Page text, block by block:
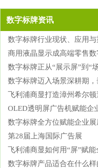
数字标牌资讯
数字标牌行业现状、应用
商用液晶显示成高端零售数
数字标牌正从“展示屏”到“
数字标牌迈入场景深耕期
飞利浦商显打造漳州希尔
OLED透明屏广告机赋能企
数字标牌全方位赋能企业
第28届上海国际广告展
飞利浦商显如何用“屏”赋
数字标牌产品适合在什么